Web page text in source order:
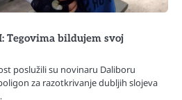
Tegovima bildujem svoj
poslužili su novinaru Daliboru
za razotkrivanje dubljih slojeva